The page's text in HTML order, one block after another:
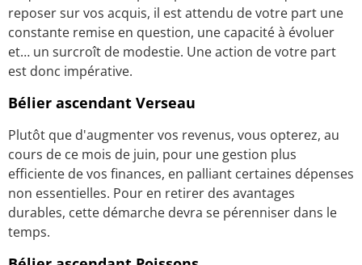
reposer sur vos acquis, il est attendu de votre part une
constante remise en question, une capacité à évoluer
et… un surcroît de modestie. Une action de votre part
est donc impérative.
Bélier ascendant Verseau
Plutôt que d'augmenter vos revenus, vous opterez, au
cours de ce mois de juin, pour une gestion plus
efficiente de vos finances, en palliant certaines dépenses
non essentielles. Pour en retirer des avantages
durables, cette démarche devra se pérenniser dans le
temps.